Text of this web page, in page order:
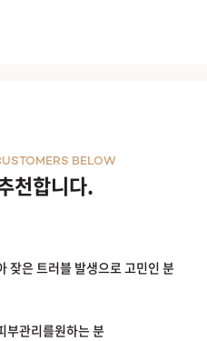
천합니다.
BELOW
잦은 트러블 발생으로 고민인 분
부관리를원하는 분